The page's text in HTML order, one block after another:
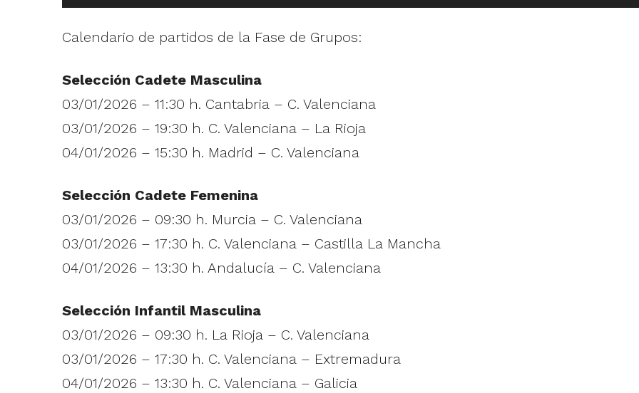
Calendario de partidos de la Fase de Grupos:
Selección Cadete Masculina
03/01/2026 – 11:30 h. Cantabria – C. Valenciana
03/01/2026 – 19:30 h. C. Valenciana – La Rioja
04/01/2026 – 15:30 h. Madrid – C. Valenciana
Selección Cadete Femenina
03/01/2026 – 09:30 h. Murcia – C. Valenciana
03/01/2026 – 17:30 h. C. Valenciana – Castilla La Mancha
04/01/2026 – 13:30 h. Andalucía – C. Valenciana
Selección Infantil Masculina
03/01/2026 – 09:30 h. La Rioja – C. Valenciana
03/01/2026 – 17:30 h. C. Valenciana – Extremadura
04/01/2026 – 13:30 h. C. Valenciana – Galicia